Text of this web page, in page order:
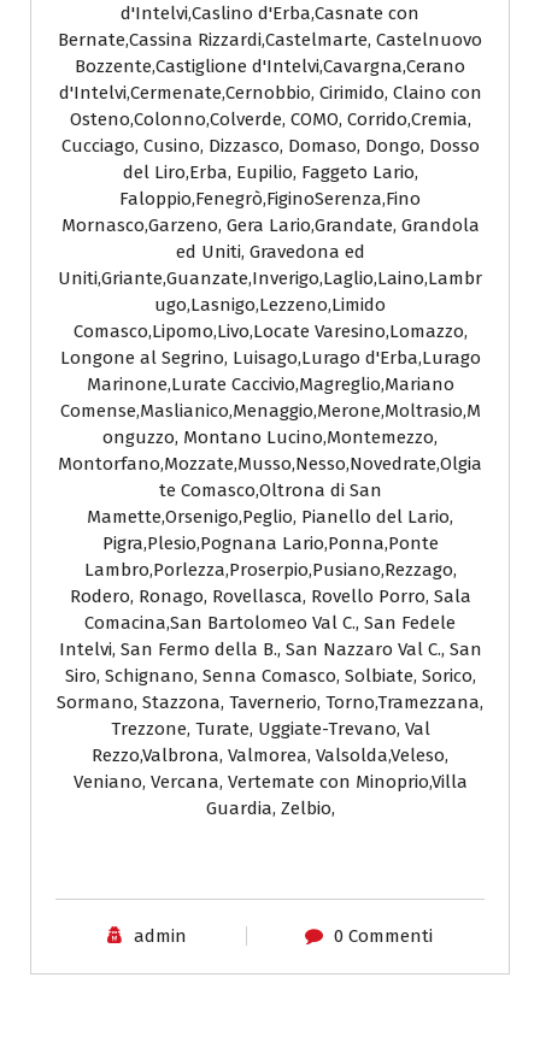
d'Intelvi,Caslino d'Erba,Casnate con
Bernate,Cassina Rizzardi,Castelmarte, Castelnuovo
Bozzente,Castiglione d'Intelvi,Cavargna,Cerano
d'Intelvi,Cermenate,Cernobbio, Cirimido, Claino con
Osteno,Colonno,Colverde, COMO, Corrido,Cremia,
Cucciago, Cusino, Dizzasco, Domaso, Dongo, Dosso
del Liro,Erba, Eupilio, Faggeto Lario,
Faloppio,Fenegrò,FiginoSerenza,Fino
Mornasco,Garzeno, Gera Lario,Grandate, Grandola
ed Uniti, Gravedona ed
Uniti,Griante,Guanzate,Inverigo,Laglio,Laino,Lambr
ugo,Lasnigo,Lezzeno,Limido
Comasco,Lipomo,Livo,Locate Varesino,Lomazzo,
Longone al Segrino, Luisago,Lurago d'Erba,Lurago
Marinone,Lurate Caccivio,Magreglio,Mariano
Comense,Maslianico,Menaggio,Merone,Moltrasio,M
onguzzo, Montano Lucino,Montemezzo,
Montorfano,Mozzate,Musso,Nesso,Novedrate,Olgia
te Comasco,Oltrona di San
Mamette,Orsenigo,Peglio, Pianello del Lario,
Pigra,Plesio,Pognana Lario,Ponna,Ponte
Lambro,Porlezza,Proserpio,Pusiano,Rezzago,
Rodero, Ronago, Rovellasca, Rovello Porro, Sala
Comacina,San Bartolomeo Val C., San Fedele
Intelvi, San Fermo della B., San Nazzaro Val C., San
Siro, Schignano, Senna Comasco, Solbiate, Sorico,
Sormano, Stazzona, Tavernerio, Torno,Tramezzana,
Trezzone, Turate, Uggiate-Trevano, Val
Rezzo,Valbrona, Valmorea, Valsolda,Veleso,
Veniano, Vercana, Vertemate con Minoprio,Villa
Guardia, Zelbio,
admin 0 Commenti